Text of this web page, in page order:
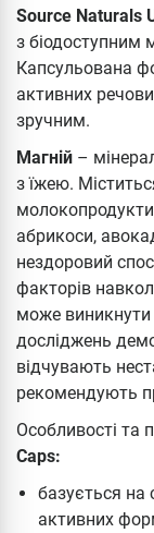
Source Naturals
з біодоступним
Капсульована
активних
зручним.
Магній –
з їжею.
абрикоси,
нездоровий
факторів
може виникнути
досліджень
відчувають
рекомендують
Особливості та
Caps:
базується на
активних